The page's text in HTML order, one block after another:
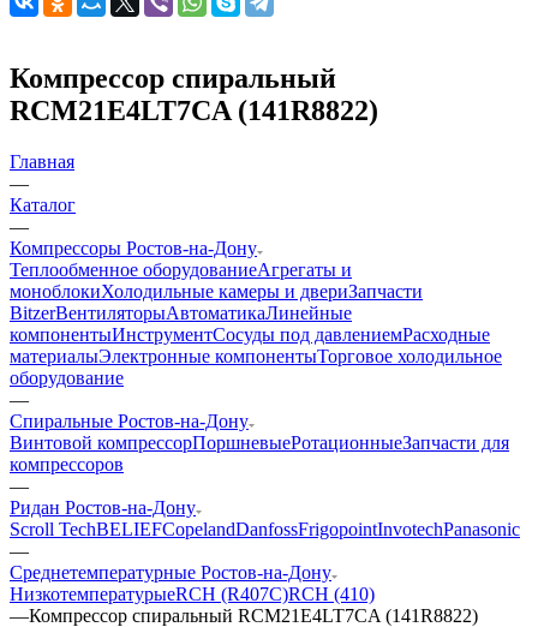
Компрессор спиральный
RCM21E4LT7CA (141R8822)
Главная
—
Каталог
—
Компрессоры Ростов-на-Дону
Теплообменное оборудованиеАгрегаты и
моноблокиХолодильные камеры и двериЗапчасти
BitzerВентиляторыАвтоматикаЛинейные
компонентыИнструментСосуды под давлениемРасходные
материалыЭлектронные компонентыТорговое холодильное
оборудование
—
Спиральные Ростов-на-Дону
Винтовой компрессорПоршневыеРотационныеЗапчасти для
компрессоров
—
Ридан Ростов-на-Дону
Scroll TechBELIEFCopelandDanfossFrigopointInvotechPanasonic
—
Среднетемпературные Ростов-на-Дону
НизкотемпературыеRCH (R407C)RCH (410)
—Компрессор спиральный RCM21E4LT7CA (141R8822)